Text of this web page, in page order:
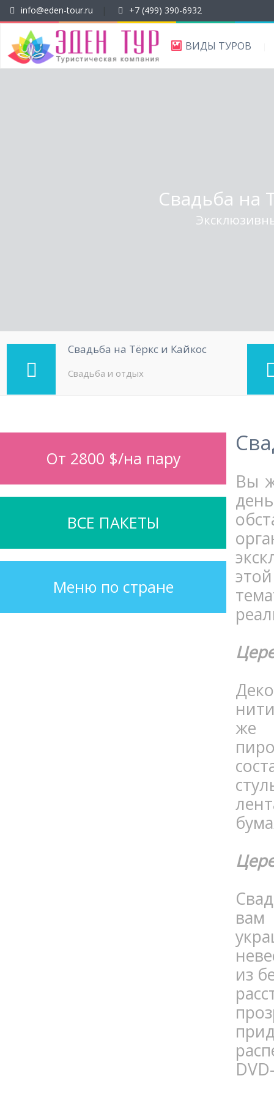
info@eden-tour.ru +7 (499) 390-6932
ВИДЫ ТУРОВ
Свадьба на
Свадьба на Тёркс и Кайкос
Свадьба и отдых
От 2800 $/на пару
ВСЕ ПАКЕТЫ
Меню по стране
Вы
же
вам
из